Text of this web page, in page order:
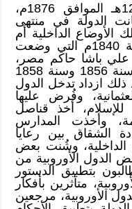
تولى سلطاننا الحكم سنة 1293هـ الموافق 1876م،
الدولة في منتهى
الداخلية أم
الخارجية، فبعد اتفاقية لندن سنة 1840م التي وضعت
باشا حاكم مصر،
وبعد حرب القرم التي اشتعلت سنة 1856 وسنة 1858
ازداد تدخل الدول
وفُرض عليها
للإسلام، أخذ قناصل
وأخذت المدارس
الشقاق بين رعايا
الداخلية، وشُنت بعض
الدول الأوروبية من
بتطبيق الدستور
متأثرين بأفكار
الأوروبية، مرجعين